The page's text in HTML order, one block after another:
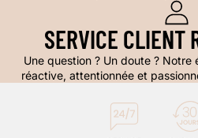
SERVICE
Une question ? Un doute ?
réactive, attentionnée et